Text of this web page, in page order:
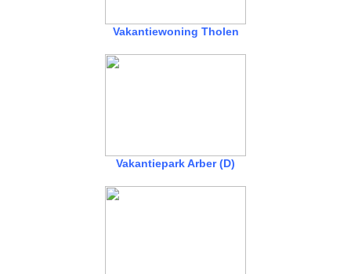
Vakantiewoning Tholen
Vakantiepark Arber (D)